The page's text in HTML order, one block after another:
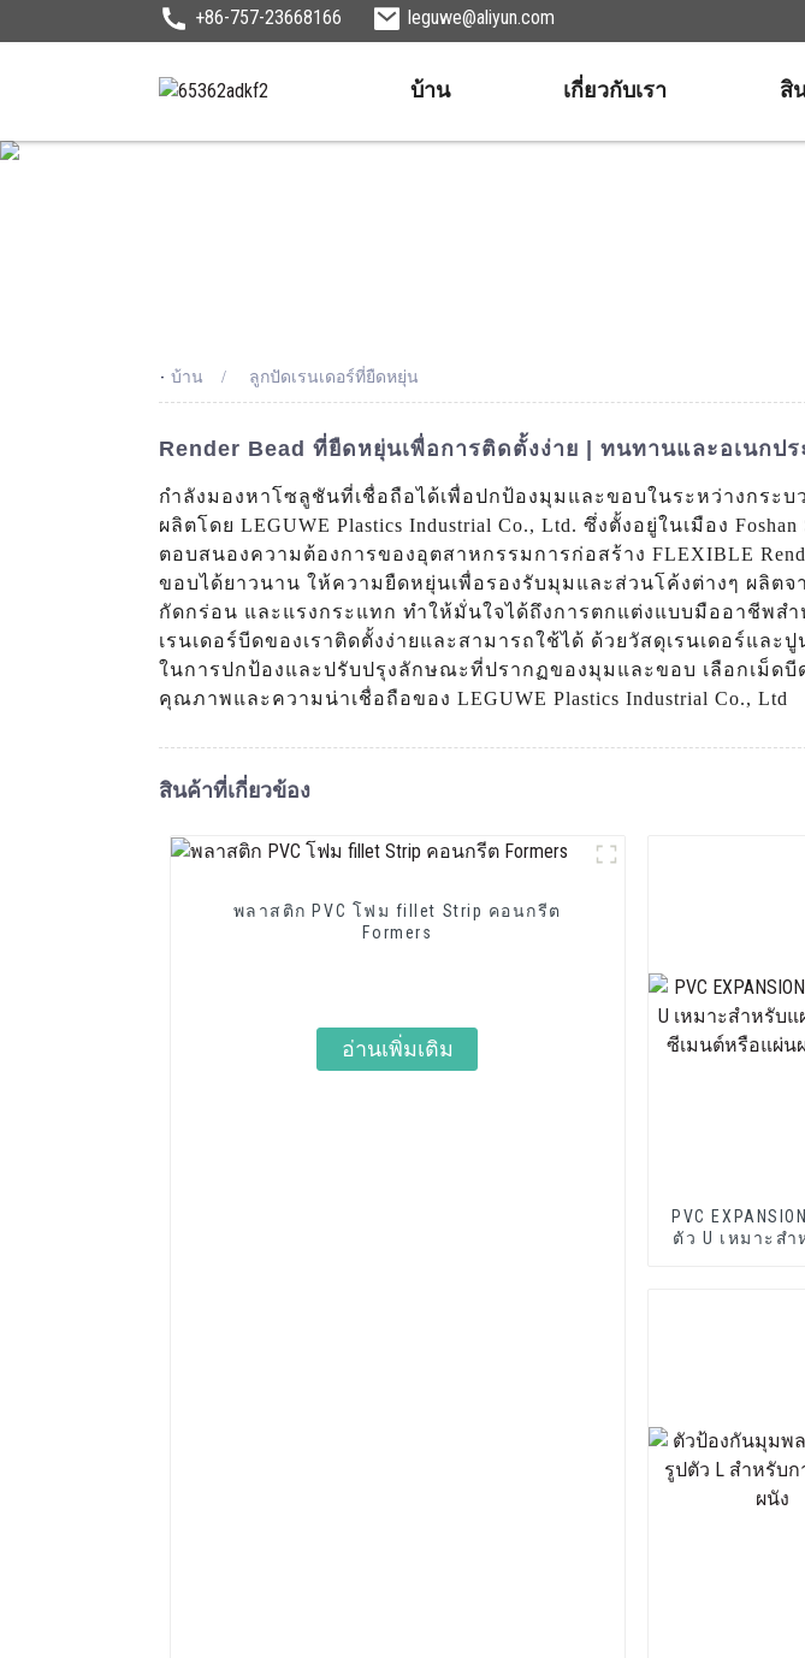
+86-757-23668166 leguwe@aliyun.com
บ้าน เกี่ยวกับเรา สิ
- บ้าน ลูกปัดเรนเดอร์ที่ยืดหยุ่น
Render Bead ที่ยืดหยุ่นเพื่อการติดตั้งง่าย | ทนทานและอเนกปร
กำลังมองหาโซลูชันที่เชื่อถือได้เพื่อปกป้องมุมและขอบในระหว่างกระบ
ผลิตโดย LEGUWE Plastics Industrial Co., Ltd. ซึ่งตั้งอยู่ในเมือง
ตอบสนองความต้องการของอุตสาหกรรมการก่อสร้าง FLEXIBLE
ขอบได้ยาวนาน ให้ความยืดหยุ่นเพื่อรองรับมุมและส่วนโค้งต่างๆ ผลิต
กัดกร่อน และแรงกระแทก ทำให้มั่นใจได้ถึงการตกแต่งแบบมืออาชีพส
เรนเดอร์บีดของเราติดตั้งง่ายและสามารถใช้ได้ ด้วยวัสดุเรนเดอร์แ
ในการปกป้องและปรับปรุงลักษณะที่ปรากฏของมุมและขอบ เลือกเม็ด
คุณภาพและความน่าเชื่อถือของ LEGUWE Plastics Industrial Co., Ltd
สินค้าที่เกี่ยวข้อง
พลาสติก PVC โฟม fillet Strip คอนกรีต
Formers
อ่านเพิ่มเติม
PVC
ตัว U เหมาะสำ